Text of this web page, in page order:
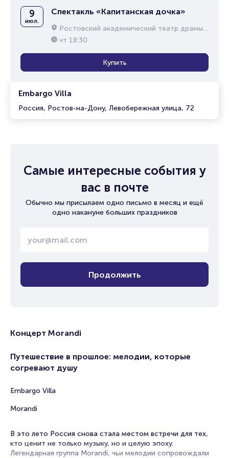
Embargo Villa
Россия, Ростов-на-Дону, Левобережная улица, 72
9
июл.
Спектакль «Капитанская дочка»
Ростовский академический театр драмы им. М.Горького
чт 18:30
Купить
Самые интересные события у
вас в почте
Обычно мы присылаем одно письмо в месяц и ещё
одно накануне больших праздников
Продолжить
Концерт Morandi
Путешествие в прошлое: мелодии, которые
согревают душу
Embargo Villa
Morandi
В это лето Россия снова стала местом встречи для тех,
кто ценит не только музыку, но и целую эпоху.
Легендарная группа Morandi, чьи мелодии сопровождали